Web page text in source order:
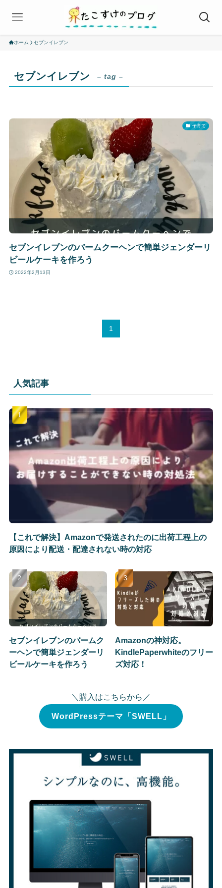
ホーム セブンイレブン
セブンイレブン – tag –
子育て
セブンイレブンのバームクーヘンで簡単ジェンダーリ
ビールケーキを作ろう
2022年2月13日
1
人気記事
【これで解決】Amazonで発送されたのに出荷工程上の
原因により配送・配達されない時の対応
セブンイレブンのバームク
ーヘンで簡単ジェンダーリ
ビールケーキを作ろう
Amazonの神対応。
KindlePaperwhiteのフリー
ズ対応！
＼購入はこちらから／
WordPressテーマ「SWELL」